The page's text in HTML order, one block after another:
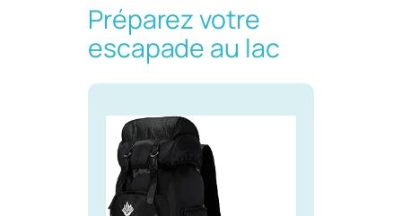
Préparez votre
escapade au lac